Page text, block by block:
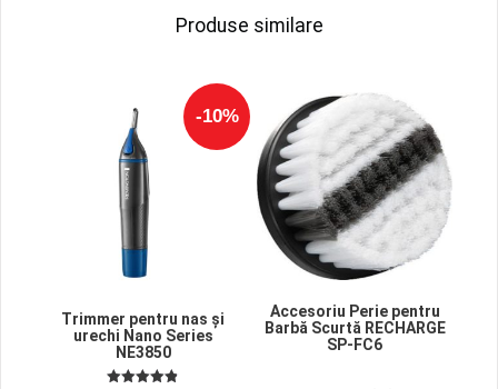
Produse similare
-10%
Trimmer pentru nas și
urechi Nano Series
NE3850
Accesoriu Perie pentru
Barbă Scurtă RECHARGE
SP-FC6